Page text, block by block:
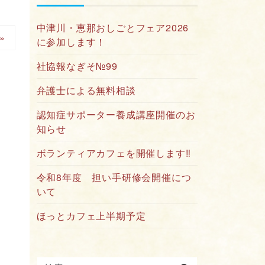
中津川・恵那おしごとフェア2026
に参加します！
社協報なぎそ№99
弁護士による無料相談
認知症サポーター養成講座開催のお
知らせ
ボランティアカフェを開催します‼
令和8年度 担い手研修会開催につ
いて
ほっとカフェ上半期予定